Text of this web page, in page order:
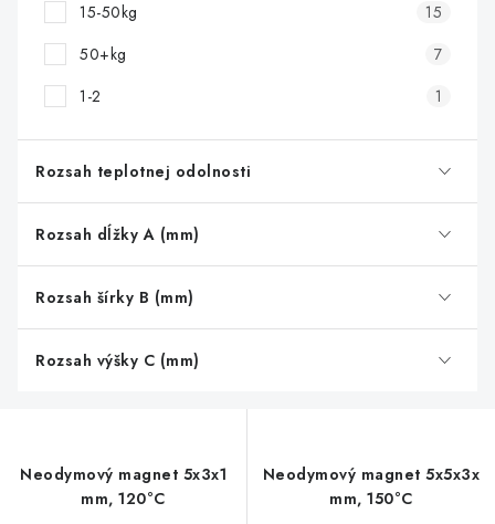
15-50kg
15
50+kg
7
1-2
1
Rozsah teplotnej odolnosti
Rozsah dĺžky A (mm)
Rozsah šírky B (mm)
Rozsah výšky C (mm)
Neodymový magnet 5x3x1
mm, 120°C
Neodymový magnet 5x5x3x
mm, 150°C